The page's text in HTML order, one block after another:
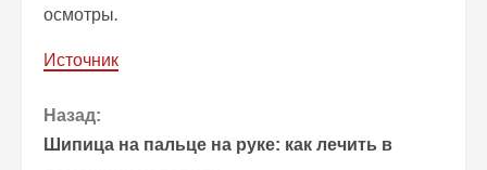
осмотры.
Источник
П
Назад:
Шипица на пальце на руке: как лечить в